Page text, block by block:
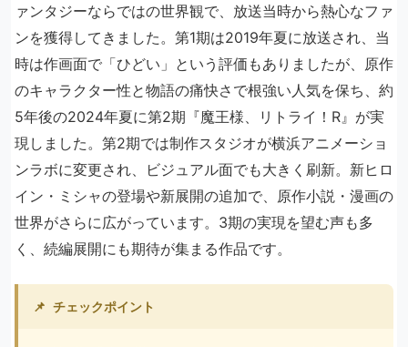
ァンタジーならではの世界観で、放送当時から熱心なファ
ンを獲得してきました。第1期は2019年夏に放送され、当
時は作画面で「ひどい」という評価もありましたが、原作
のキャラクター性と物語の痛快さで根強い人気を保ち、約
5年後の2024年夏に第2期『魔王様、リトライ！R』が実
現しました。第2期では制作スタジオが横浜アニメーショ
ンラボに変更され、ビジュアル面でも大きく刷新。新ヒロ
イン・ミシャの登場や新展開の追加で、原作小説・漫画の
世界がさらに広がっています。3期の実現を望む声も多
く、続編展開にも期待が集まる作品です。
📌 チェックポイント